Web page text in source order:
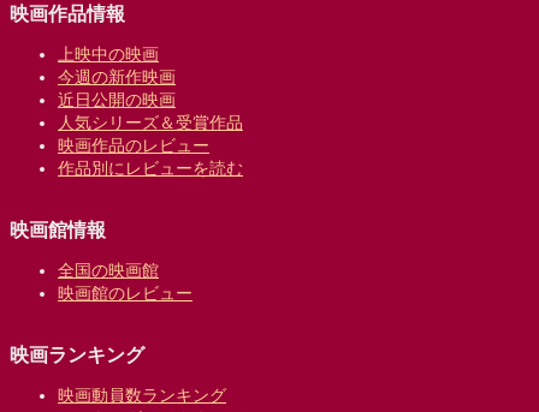
映画作品情報
上映中の映画
今週の新作映画
近日公開の映画
人気シリーズ＆受賞作品
映画作品のレビュー
作品別にレビューを読む
映画館情報
全国の映画館
映画館のレビュー
映画ランキング
映画動員数ランキング